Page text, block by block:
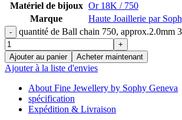
Matériel de bijoux Or 18K / 750
Marque
Haute Joaillerie par
quantité de Ball chain 750, approx.2.0mm
Ajouter au panier Acheter maintenant
Ajouter à la liste d'envies
About Fine Jewellery by Sophy Geneva
spécification
Expédition & Livraison